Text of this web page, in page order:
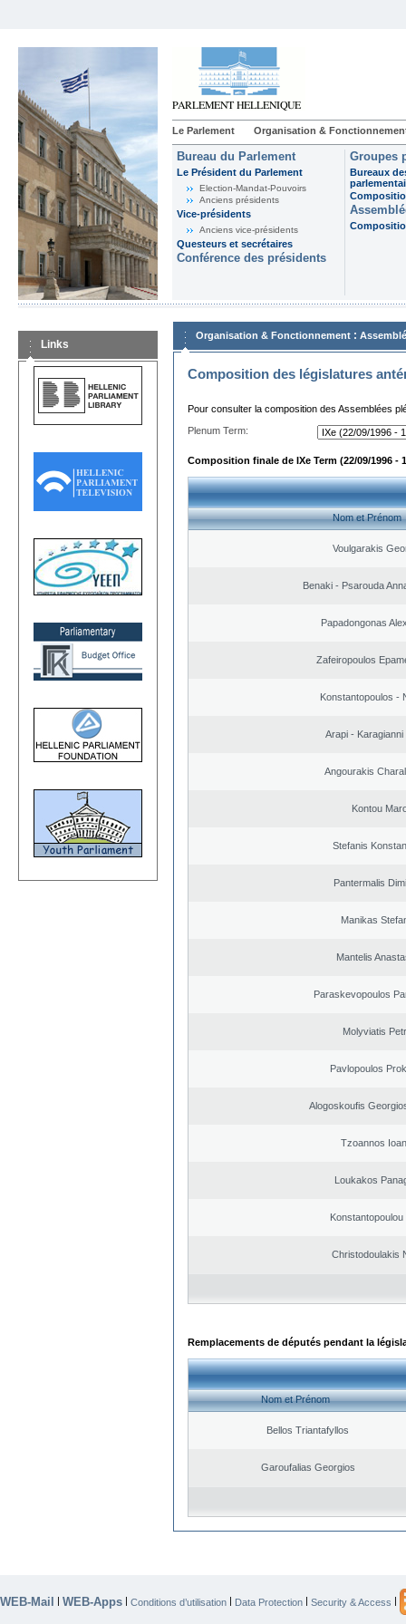
Le Parlement Organisation &
Bureau du Parlement
Le Président du Parlement
Election-Mandat-Pouvoirs
Anciens présidents
Vice-présidents
Anciens vice-présidents
Questeurs et secrétaires
Conférence des présidents
Groupes
Bureaux
Links
Organisation & Fonctionnement :
Composition des législatures
Pour consulter la composition des Assemblées
Plenum Term:
Composition finale de IXe Term (22/09/1996 -
Nom et Prénom
Voulgarakis
Benaki - Psarouda
Papadongonas
Zafeiropoulos
Konstantopoulos -
Arapi - Karagianni
Angourakis
Kontou
Stefanis
Pantermalis
Manikas
Mantelis
Paraskevopoulos
Molyviatis
Pavlopoulos
Alogoskoufis
Tzoannos
Loukakos
Konstantopoulou
Christodoulakis
Remplacements de députés pendant la
Nom et Prénom
Bellos Triantafyllos
Garoufalias Georgios
WEB-Mail | WEB-Apps | Conditions d’utilisation | Data Protection | Security & Access |